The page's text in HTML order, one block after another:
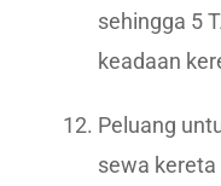
sehingga 5
keadaan
Peluang
sewa